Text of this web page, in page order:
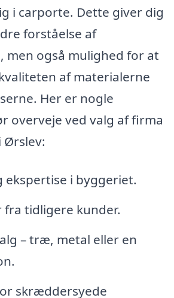
i carporte. Dette giver dig
forståelse af
også mulighed for at
af materialerne
Her er nogle
overveje ved valg af firma
Ørslev:
ekspertise i byggeriet.
fra tidligere kunder.
– træ, metal eller en
skræddersyede